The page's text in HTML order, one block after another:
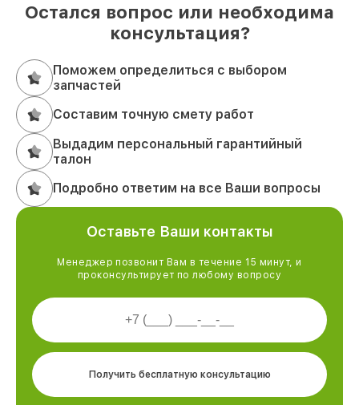
Остался вопрос или необходима
консультация?
Поможем определиться с выбором
запчастей
Составим точную смету работ
Выдадим персональный гарантийный
талон
Подробно ответим на все Ваши вопросы
Оставьте Ваши контакты
Менеджер позвонит Вам в течение 15 минут, и
проконсультирует по любому вопросу
Получить бесплатную консультацию